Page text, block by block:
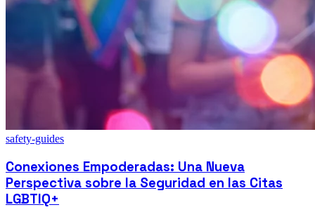
safety-guides
Conexiones Empoderadas: Una Nueva
Perspectiva sobre la Seguridad en las Citas
LGBTIQ+